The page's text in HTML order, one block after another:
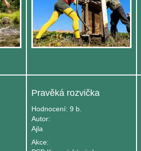
Pravěká rozvička
Hodnocení: 9 b.
Autor:
Ajla
Akce: